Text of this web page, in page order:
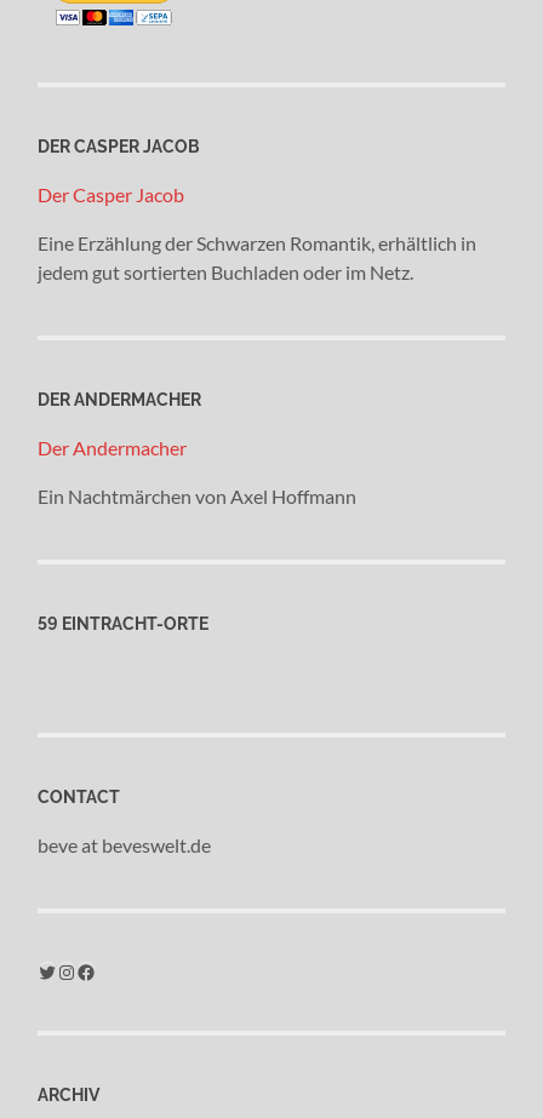
DER CASPER JACOB
Der Casper Jacob
Eine Erzählung der Schwarzen Romantik, erhältlich in
jedem gut sortierten Buchladen oder im Netz.
DER ANDERMACHER
Der Andermacher
Ein Nachtmärchen von Axel Hoffmann
59 EINTRACHT-ORTE
CONTACT
beve at beveswelt.de
Twitter Instagram Facebook
ARCHIV